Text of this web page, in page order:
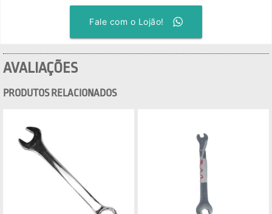
Fale com o Lojão!
AVALIAÇÕES
PRODUTOS RELACIONADOS